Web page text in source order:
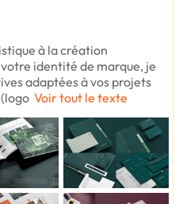
à la création
identité de marque, je
adaptées à vos projets
Voir tout le texte